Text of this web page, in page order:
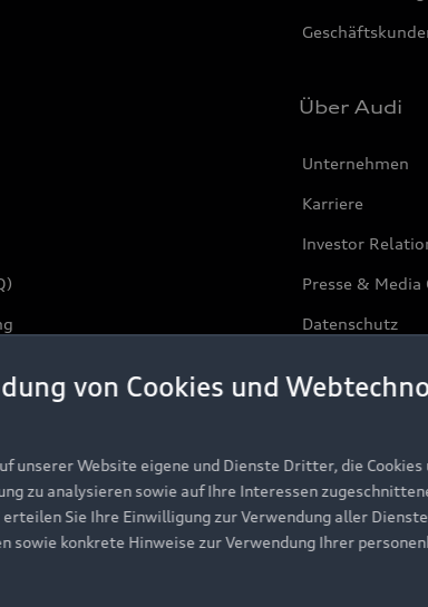
Über Audi
Unternehmen
Karriere
Investor
Presse & Media
Datenschutz
von Cookies und
unserer Website eigene und Dienste Dritter, die
zu analysieren sowie auf Ihre Interessen
Sie Ihre Einwilligung zur Verwendung aller
sowie konkrete Hinweise zur Verwendung Ihrer